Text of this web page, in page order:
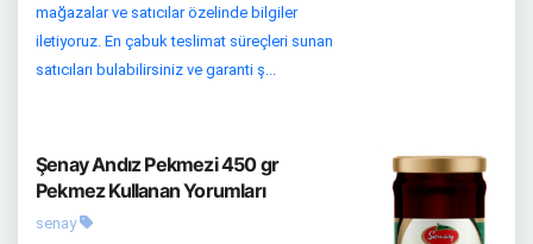
mağazalar ve satıcılar özelinde bilgiler
iletiyoruz. En çabuk teslimat süreçleri sunan
satıcıları bulabilirsiniz ve garanti ş...
Şenay Andız Pekmezi 450 gr
Pekmez Kullanan Yorumları
senay